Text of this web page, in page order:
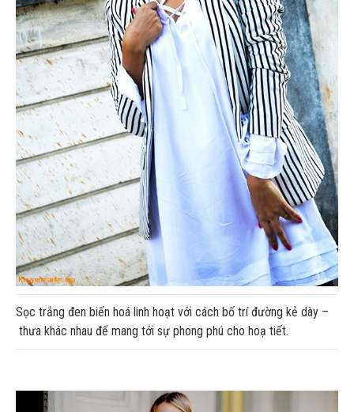
Sọc trắng đen biến hoá linh hoạt với cách bố trí đường kẻ dày –
thưa khác nhau để mang tới sự phong phú cho hoạ tiết.